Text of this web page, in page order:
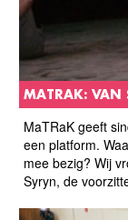
MATRAK: VAN
MaTRaK geeft
een platform.
mee bezig? Wij
Syryn, de